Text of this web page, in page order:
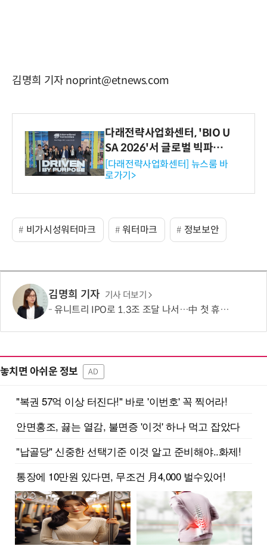
김명희 기자 noprint@etnews.com
다래전략사업화센터, 'BIO U
SA 2026'서 글로벌 빅파마
와의 비즈니스 미팅 지원…K
-바이오 해외 진출 교두보 확
보
[다래전략사업화센터] 뉴스룸 바
로가기>
비가시성워터마크 워터마크 정보보안
김명희 기자 기사 더보기
유니트리 IPO로 1.3조 조달 나서…中 첫 휴머노이드 상장사 탄생 임박
놓치면 아쉬운 정보 AD